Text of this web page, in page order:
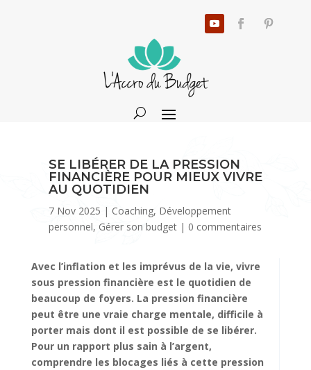
SE LIBÉRER DE LA PRESSION
FINANCIÈRE POUR MIEUX VIVRE
AU QUOTIDIEN
7 Nov 2025 | Coaching, Développement
personnel, Gérer son budget| 0 commentaires
Avec l’inflation et les imprévus de la vie, vivre
sous pression financière est le quotidien de
beaucoup de foyers. La pression financière
peut être une vraie charge mentale, difficile à
porter mais dont il est possible de se libérer.
Pour un rapport plus sain à l’argent,
comprendre les blocages liés à cette pression